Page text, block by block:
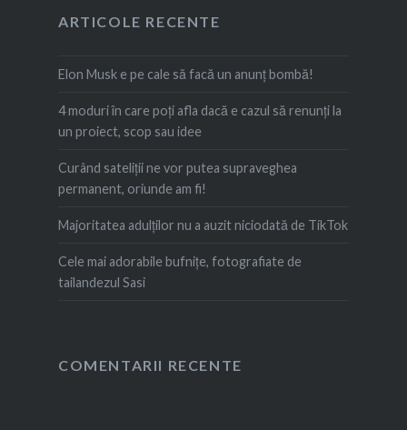
ARTICOLE RECENTE
Elon Musk e pe cale să facă un anunț bombă!
4 moduri în care poți afla dacă e cazul să renunți la
un proiect, scop sau idee
Curând sateliții ne vor putea supraveghea
permanent, oriunde am fi!
Majoritatea adulților nu a auzit niciodată de TikTok
Cele mai adorabile bufnițe, fotografiate de
tailandezul Sasi
COMENTARII RECENTE